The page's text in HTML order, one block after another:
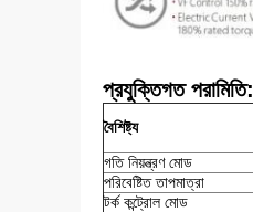
প্রযুক্তিগত পরামিতি:
বৈশিষ্ট্য
গতি নিয়ন্ত্রণ মোড
পরিবেষ্টিত তাপমাত্রা
টর্ক কন্ট্রোল মোড